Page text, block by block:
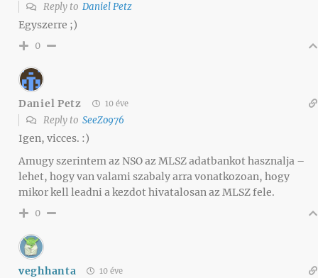
Reply to Daniel Petz
Egyszerre ;)
0
Daniel Petz 10 éve
Reply to SeeZo976
Igen, vicces. :)
Amugy szerintem az NSO az MLSZ adatbankot hasznalja –
lehet, hogy van valami szabaly arra vonatkozoan, hogy
mikor kell leadni a kezdot hivatalosan az MLSZ fele.
0
veghhanta 10 éve